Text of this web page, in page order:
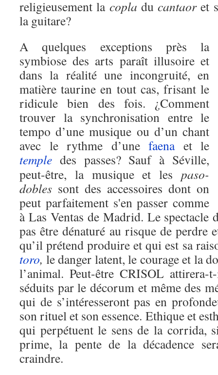
religieusement la copla du cantaoret
la guitare?
A quelques exceptions près la
symbiose des arts paraît illusoire et
dans la réalité une incongruité, en
matière taurine en tout cas, frisant le
ridicule bien des fois. ¿Comment
trouver la synchronisation entre le
tempo d’une musique ou d’un chant
avec le rythme d’une faenaet le
temple des passes? Sauf à Séville,
peut-être, la musique et les paso-
dobles sont des accessoires dont on
peut parfaitement s'en passer comme
à Las Ventas de Madrid. Le spectacle
pas être dénaturé au risque de perdre
qu’il prétend produire et qui est sa
toro, le danger latent, le courage et la
l’animal. Peut-être CRISOL attirera-
séduits par le décorum et même des
qui de s’intéresseront pas en
son rituel et son essence. Ethique et
qui perpétuent le sens de la corrida,
prime, la pente de la décadence
craindre.